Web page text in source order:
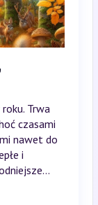
Trwa
czasami
nawet do
i